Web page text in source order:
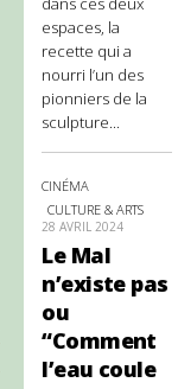
espaces, la
recette qui a
nourri l’un des
pionniers de la
sculpture...
CINÉMA
CULTURE & ARTS
28 AVRIL 2024
Le Mal
n’existe pas
ou
“Comment
l’eau coule